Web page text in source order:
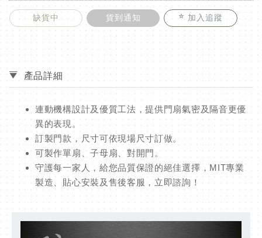
缺貨中 貨到通知 加入追蹤
產品詳細
連動機構設計及優質工法，提供門扇氣密及隔音更優
異的表現。
訂製門款，尺寸可依現場尺寸訂做。
可製作單扇、子母扇、對開門。
守護每一家人，給您品質保證的絕佳選擇，MIT專業
製造、貼心安裝及售後客服，立即諮詢！